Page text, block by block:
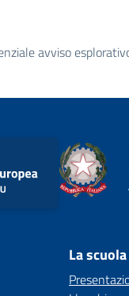
avviso
La scuola